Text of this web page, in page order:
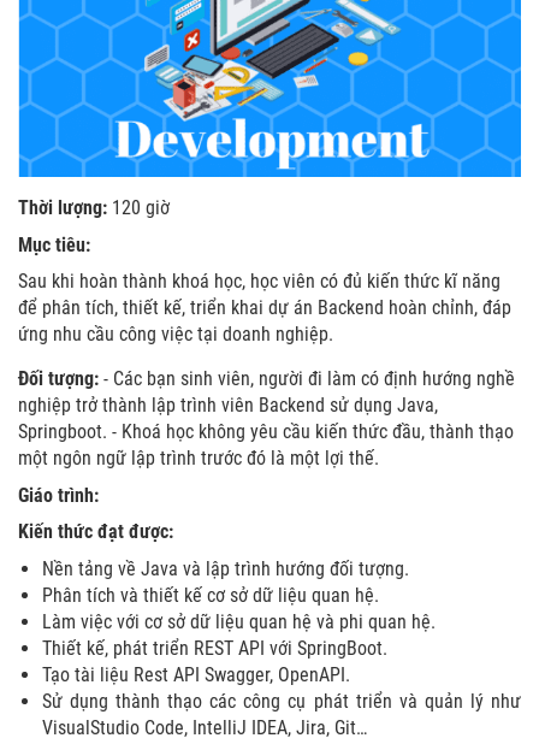
Thời lượng: 120 giờ
Mục tiêu:
Sau khi hoàn thành khoá học, học viên có đủ kiến thức kĩ năng
để phân tích, thiết kế, triển khai dự án Backend hoàn chỉnh, đáp
ứng nhu cầu công việc tại doanh nghiệp.
Đối tượng: - Các bạn sinh viên, người đi làm có định hướng nghề
nghiệp trở thành lập trình viên Backend sử dụng Java,
Springboot. - Khoá học không yêu cầu kiến thức đầu, thành thạo
một ngôn ngữ lập trình trước đó là một lợi thế.
Giáo trình:
Kiến thức đạt được:
Nền tảng về Java và lập trình hướng đối tượng.
Phân tích và thiết kế cơ sở dữ liệu quan hệ.
Làm việc với cơ sở dữ liệu quan hệ và phi quan hệ.
Thiết kế, phát triển REST API với SpringBoot.
Tạo tài liệu Rest API Swagger, OpenAPI.
Sử dụng thành thạo các công cụ phát triển và quản lý như
VisualStudio Code, IntelliJ IDEA, Jira, Git…